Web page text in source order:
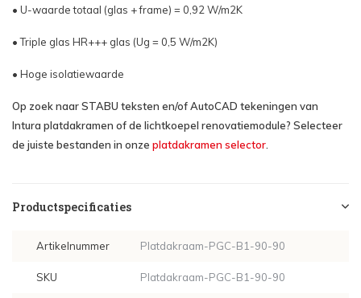
• U-waarde totaal (glas + frame) = 0,92 W/m2K
• Triple glas HR+++ glas (Ug = 0,5 W/m2K)
• Hoge isolatiewaarde
Op zoek naar STABU teksten en/of AutoCAD tekeningen van
Intura platdakramen of de lichtkoepel renovatiemodule? Selecteer
de juiste bestanden in onze platdakramen selector
Productspecificaties
Artikelnummer Platdakraam-PGC-B1-90-90
SKU Platdakraam-PGC-B1-90-90